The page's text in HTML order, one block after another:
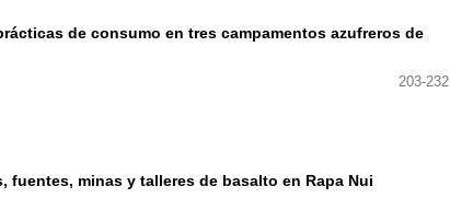
de consumo en tres campamentos azufreros de
203-232
minas y talleres de basalto en Rapa Nui